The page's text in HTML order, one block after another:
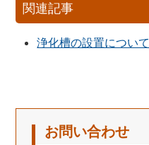
関連記事
浄化槽の設置について
お問い合わせ